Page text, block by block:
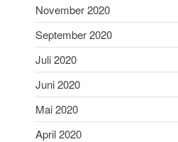
November 2020
September 2020
Juli 2020
Juni 2020
Mai 2020
April 2020